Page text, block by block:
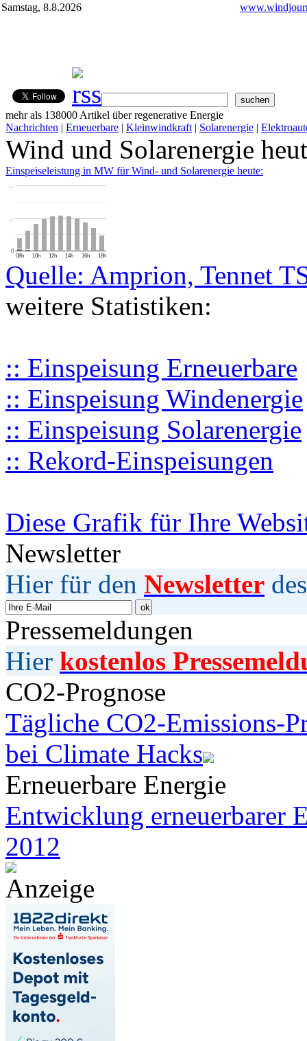
Samstag, 8.8.2026
mehr als 138000 Artikel über regenerative Energie
Nachrichten | Erneuerbare | Kleinwindkraft | Solarenergie |
Wind und Solarenergie
Einspeiseleistung in MW für Wind- und Solarenergie heute:
08h 10h 12h 14h 16h 18h
0
…
…
Quelle: Amprion, Tennet
weitere Statistiken:
:: Einspeisung Erneuerbare
:: Einspeisung Windenergie
:: Einspeisung Solarenergie
:: Rekord-Einspeisungen
Diese Grafik für Ihre
Newsletter
Hier für den Newsletter
Pressemeldungen
Hier kostenlos
CO2-Prognose
Tägliche CO2-Emissions-
bei Climate Hacks
Erneuerbare Energie
Entwicklung erneuerbarer
2012
Anzeige